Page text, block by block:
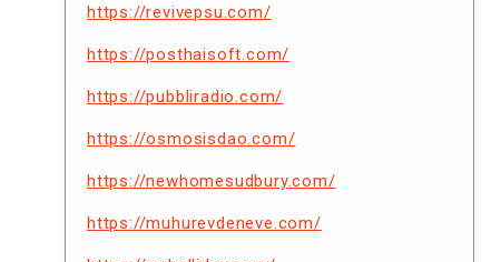
https://revivepsu.com/
https://posthaisoft.com/
https://pubbliradio.com/
https://osmosisdao.com/
https://newhomesudbury.com/
https://muhurevdeneve.com/